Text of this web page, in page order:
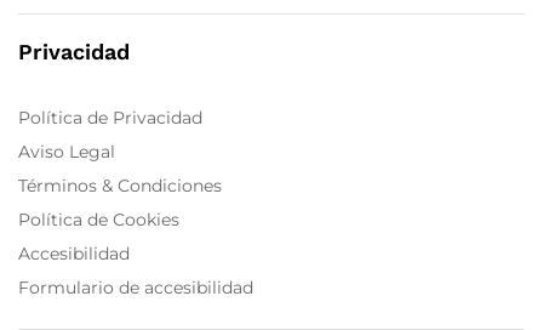
Privacidad
Política de Privacidad
Aviso Legal
Términos & Condiciones
Política de Cookies
Accesibilidad
Formulario de accesibilidad